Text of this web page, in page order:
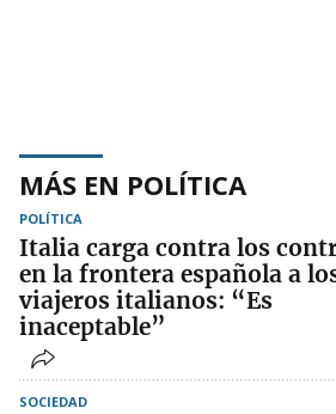
MÁS EN POLÍTICA
POLÍTICA
Italia carga contra los
en la frontera española a
viajeros italianos: “Es
inaceptable”
SOCIEDAD